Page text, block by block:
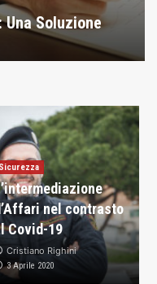
Soluzione
Sicurezza
nel contrasto
Covid-19
Cristiano Righini
3 Aprile 2020
costa caro